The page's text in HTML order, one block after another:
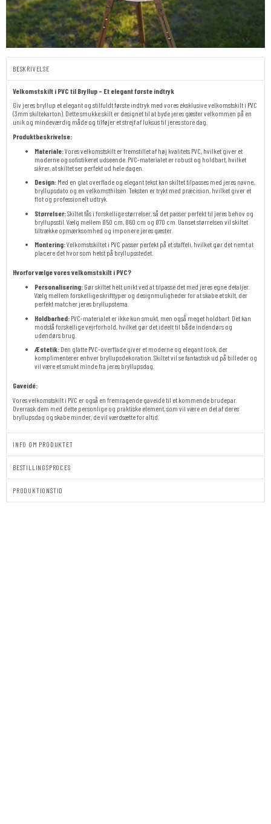
BESKRIVELSE
Velkomstskilt i PVC til Bryllup – Et elegant første indtryk
Giv jeres bryllup et elegant og stilfuldt første indtryk med vores eksklusive velkomstskilt i PVC
(3mm skiltekarton). Dette smukke skilt er designet til at byde jeres gæster velkommen på en
unik og mindeværdig måde og tilføjer et strejf af luksus til jeres store dag.
Produktbeskrivelse:
Materiale:Vores velkomstskilt er fremstillet af høj kvalitets PVC, hvilket giver et
moderne og sofistikeret udseende. PVC-materialet er robust og holdbart, hvilket
sikrer, at skiltet ser perfekt ud hele dagen.
Design: Med en glat overflade og elegant tekst kan skiltet tilpasses med jeres navne,
bryllupsdato og en velkomsthilsen. Teksten er trykt med præcision, hvilket giver et
flot og professionelt udtryk.
Størrelser:Skiltet fås i forskellige størrelser, så det passer perfekt til jeres behov og
bryllupsstil. Vælg mellem Ø50 cm, Ø60 cm og Ø70 cm. Uanset størrelsen vil skiltet
tiltrække opmærksomhed og imponere jeres gæster.
Montering:Velkomstskiltet i PVC passer perfekt på et staffeli, hvilket gør det nemt at
placere det hvor som helst på bryllupsstedet.
Hvorfor vælge vores velkomstskilt i PVC?
Personalisering: Gør skiltet helt unikt ved at tilpasse det med jeres egne detaljer.
Vælg mellem forskellige skrifttyper og designmuligheder for at skabe et skilt, der
perfekt matcher jeres bryllupstema.
Holdbarhed: PVC-materialet er ikke kun smukt, men også meget holdbart. Det kan
modstå forskellige vejrforhold, hvilket gør det ideelt til både indendørs og
udendørs brug.
Æstetik: Den glatte PVC-overflade giver et moderne og elegant look, der
komplimenterer enhver bryllupsdekoration. Skiltet vil se fantastisk ud på billeder og
vil være et smukt minde fra jeres bryllupsdag.
Gaveidé:
Vores velkomstskilt i PVC er også en fremragende gaveidé til et kommende brudepar.
Overrask dem med dette personlige og praktiske element, som vil være en del af deres
bryllupsdag og skabe minder, de vil værdsætte for altid.
INFO OM PRODUKTET
BESTILLINGSPROCES
PRODUKTIONSTID